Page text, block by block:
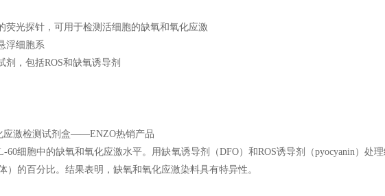
荧光探针，可用于检测活细胞的缺氧和氧化应激
浮细胞系
剂，包括ROS和缺氧诱导剂
60细胞中的缺氧和氧化应激水平。用缺氧诱导剂（DFO）和ROS诱导剂（pyocyanin）处
）的百分比。结果表明，缺氧和氧化应激染料具有特异性。